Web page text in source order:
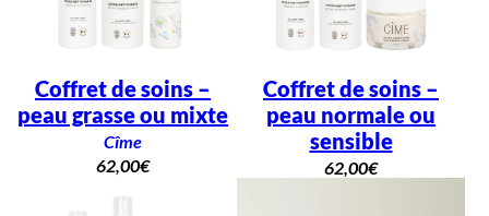
Coffret de soins –
peau grasse ou mixte
Cîme
62,00€
Coffret de soins –
peau normale ou
sensible
62,00€